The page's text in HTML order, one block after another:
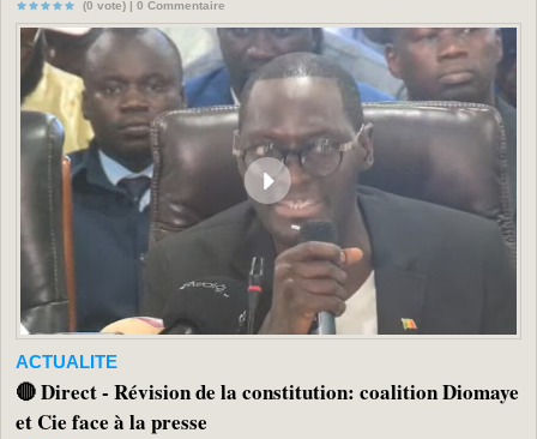
(0 vote) | 0 Commentaire
ACTUALITE
🔴 Direct - Révision de la constitution: coalition Diomaye
et Cie face à la presse